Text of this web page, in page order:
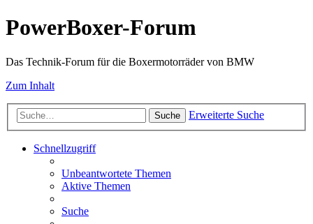
PowerBoxer-Forum
Das Technik-Forum für die Boxermotorräder von BMW
Zum Inhalt
Suche Erweiterte Suche
Schnellzugriff
Unbeantwortete Themen
Aktive Themen
Suche